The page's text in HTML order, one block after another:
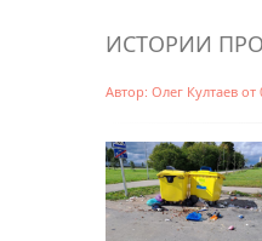
ИСТОРИИ
Автор: Олег Култаев от